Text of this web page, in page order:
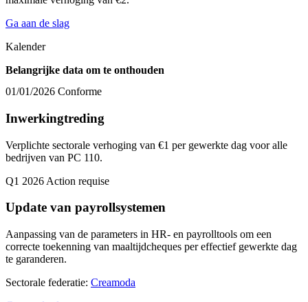
Ga aan de slag
Kalender
Belangrijke data om te onthouden
01/01/2026 Conforme
Inwerkingtreding
Verplichte sectorale verhoging van €1 per gewerkte dag voor alle
bedrijven van PC 110.
Q1 2026 Action requise
Update van payrollsystemen
Aanpassing van de parameters in HR- en payrolltools om een
correcte toekenning van maaltijdcheques per effectief gewerkte dag
te garanderen.
Sectorale federatie: Creamoda